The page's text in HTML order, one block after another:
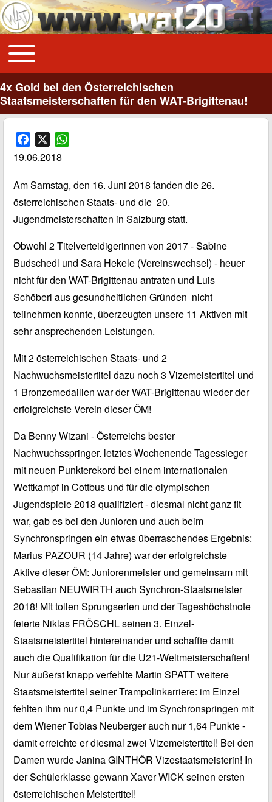
Main navigation
Toggle main menu
4x Gold bei den Österreichischen
Staatsmeisterschaften für den WAT-Brigittenau!
F
a
e
b
o
X
s
p
p
19.06.2018
Am Samstag, den 16. Juni 2018 fanden die 26.
österreichischen Staats- und die 20.
Jugendmeisterschaften in Salzburg statt.
Obwohl 2 Titelverteidigerinnen von 2017 - Sabine
Budschedl und Sara Hekele (Vereinswechsel) - heuer
nicht für den WAT-Brigittenau antraten und Luis
Schöberl aus gesundheitlichen Gründen nicht
teilnehmen konnte, überzeugten unsere 11 Aktiven mit
sehr ansprechenden Leistungen.
Mit 2 österreichischen Staats- und 2
Nachwuchsmeistertitel dazu noch 3 Vizemeistertitel und
1 Bronzemedaillen war der WAT-Brigittenau wieder der
erfolgreichste Verein dieser ÖM!
Da Benny Wizani - Österreichs bester
Nachwuchsspringer. letztes Wochenende Tagessieger
mit neuen Punkterekord bei einem internationalen
Wettkampf in Cottbus und für die olympischen
Jugendspiele 2018 qualifiziert - diesmal nicht ganz fit
war, gab es bei den Junioren und auch beim
Synchronspringen ein etwas überraschendes Ergebnis:
Marius PAZOUR (14 Jahre) war der erfolgreichste
Aktive dieser ÖM: Juniorenmeister und gemeinsam mit
Sebastian NEUWIRTH auch Synchron-Staatsmeister
2018! Mit tollen Sprungserien und der Tageshöchstnote
feierte Niklas FRÖSCHL seinen 3. Einzel-
Staatsmeistertitel hintereinander und schaffte damit
auch die Qualifikation für die U21-Weltmeisterschaften!
Nur äußerst knapp verfehlte Martin SPATT weitere
Staatsmeistertitel seiner Trampolinkarriere: im Einzel
fehlten ihm nur 0,4 Punkte und im Synchronspringen mit
dem Wiener Tobias Neuberger auch nur 1,64 Punkte -
damit erreichte er diesmal zwei Vizemeistertitel! Bei den
Damen wurde Janina GINTHÖR Vizestaatsmeisterin! In
der Schülerklasse gewann Xaver WICK seinen ersten
österreichischen Meistertitel!